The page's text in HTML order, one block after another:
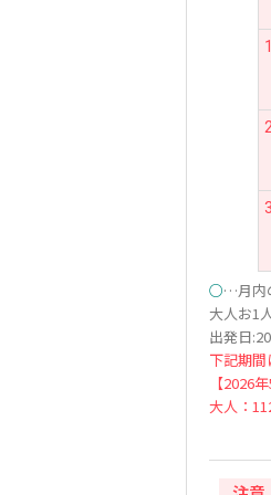
○…月内
大人お1
出発日
下記期
【2026
大人：